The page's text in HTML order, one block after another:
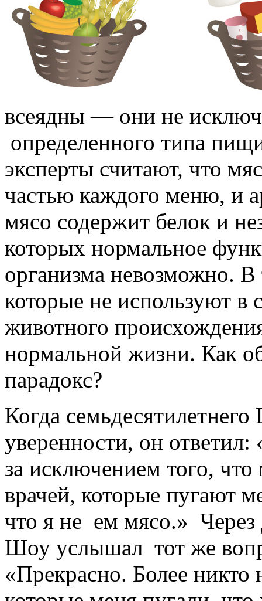
всеядны — они не
определенного типа
эксперты считают, что
частью каждого меню, и
мясо содержит белок и
которых нормальное
организма невозможно.
которые не используют в
животного
нормальной жизни. Как
парадокс?
Когда
уверенности, он
за исключением того,
врачей, которые пугают
что я не ем мясо.» Через
Шоу услышал тот же
«Прекрасно. Более